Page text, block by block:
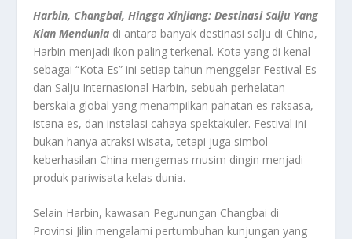
Harbin, Changbai, Hingga Xinjiang: Destinasi Salju Yang
Kian Mendunia di antara banyak destinasi salju di China,
Harbin menjadi ikon paling terkenal. Kota yang di kenal
sebagai “Kota Es” ini setiap tahun menggelar Festival Es
dan Salju Internasional Harbin, sebuah perhelatan
berskala global yang menampilkan pahatan es raksasa,
istana es, dan instalasi cahaya spektakuler. Festival ini
bukan hanya atraksi wisata, tetapi juga simbol
keberhasilan China mengemas musim dingin menjadi
produk pariwisata kelas dunia.
Selain Harbin, kawasan Pegunungan Changbai di
Provinsi Jilin mengalami pertumbuhan kunjungan yang